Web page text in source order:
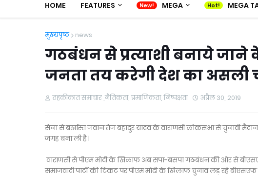
HOME FEATURES MEGA MEGA
मुख्यपृष्ठ news
गठबंधन से प्रत्याशी बनाये जाने
जनता तय करेगी देश का असली
तहकीकात समाचार ,नैतिकता, प्रमाणिकता, निष्पक्षता अप्रैल 30, 2019
सेना से बर्खास्त जवान तेज बहादुर यादव के वाराणसी लोकसभा से चुनावी
जगह बना ली है।
वाराणसी से पीएम मोदी के खिलाफ अब सपा-बसपा गठबंधन की ओर से
समाजवादी पार्टी की टिकट पर पीएम मोदी के खिलाफ चुनाव लड़ रहे